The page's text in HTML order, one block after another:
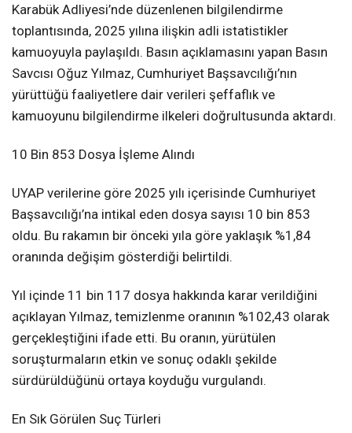
Karabük Adliyesi’nde düzenlenen bilgilendirme
toplantısında, 2025 yılına ilişkin adli istatistikler
kamuoyuyla paylaşıldı. Basın açıklamasını yapan Basın
Savcısı Oğuz Yılmaz, Cumhuriyet Başsavcılığı’nın
yürüttüğü faaliyetlere dair verileri şeffaflık ve
kamuoyunu bilgilendirme ilkeleri doğrultusunda aktardı.
10 Bin 853 Dosya İşleme Alındı
UYAP verilerine göre 2025 yılı içerisinde Cumhuriyet
Başsavcılığı’na intikal eden dosya sayısı 10 bin 853
oldu. Bu rakamın bir önceki yıla göre yaklaşık %1,84
oranında değişim gösterdiği belirtildi.
Yıl içinde 11 bin 117 dosya hakkında karar verildiğini
açıklayan Yılmaz, temizlenme oranının %102,43 olarak
gerçekleştiğini ifade etti. Bu oranın, yürütülen
soruşturmaların etkin ve sonuç odaklı şekilde
sürdürüldüğünü ortaya koyduğu vurgulandı.
En Sık Görülen Suç Türleri